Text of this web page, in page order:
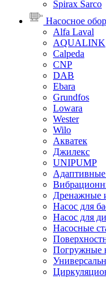
Spirax Sarco
Насосное
Alfa Laval
AQUALINK
Calpeda
CNP
DAB
Ebara
Grundfos
Lowara
Wester
Wilo
Акватек
Джилекс
UNIPUMP
Дренажные
Насос для
Насос для
Насосные
Погружные